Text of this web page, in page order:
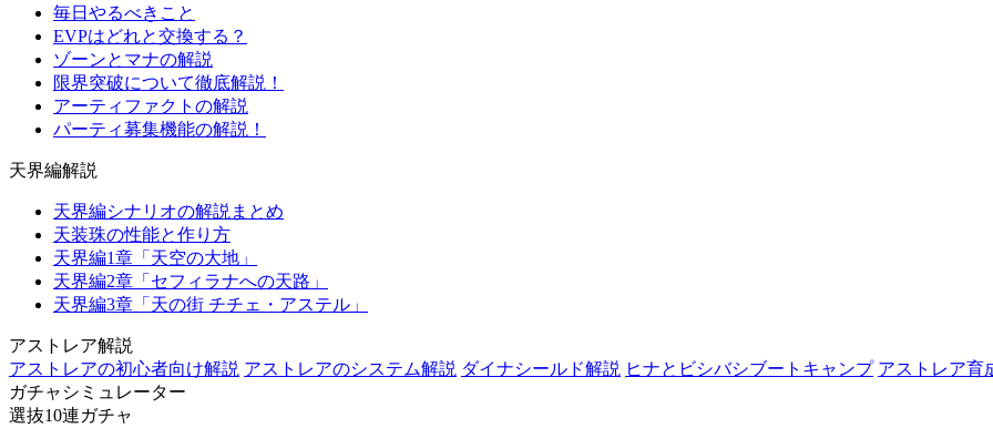
毎日やるべきこと
EVPはどれと交換する？
ゾーンとマナの解説
限界突破について徹底解説！
アーティファクトの解説
パーティ募集機能の解説！
天界編解説
天界編シナリオの解説まとめ
天装珠の性能と作り方
天界編1章「天空の大地」
天界編2章「セフィラナへの天路」
天界編3章「天の街 チチェ・アステル」
アストレア解説
アストレアの初心者向け解説 アストレアのシステム解説 ダイナシールド解説 ヒナとビシバシブートキャンプ アストレア育
ガチャシミュレーター
選抜10連ガチャ